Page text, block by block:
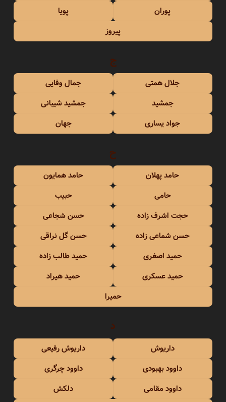
پوران
پویا
پیروز
ج
جلال همتی
جمال وفایی
جمشید
جمشید شیبانی
جواد یساری
جهان
ح
حامد پهلان
حامد همایون
حامی
حبیب
حجت اشرف زاده
حسن شجاعی
حسن شماعی زاده
حسن گل نراقی
حمید اصغری
حمید طالب زاده
حمید عسکری
حمید هیراد
حمیرا
د
داریوش
داریوش رفیعی
داوود بهبودی
داوود چرگری
داوود مقامی
دلکش